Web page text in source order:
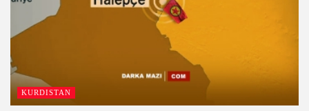
KURDISTAN